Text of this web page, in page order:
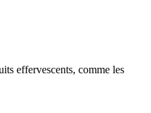
effervescents, comme les